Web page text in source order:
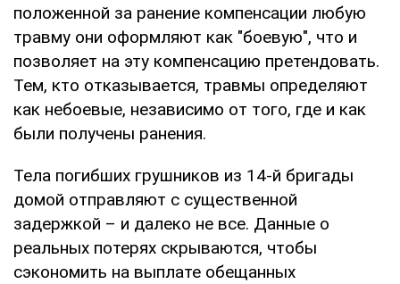
положенной за ранение компенсации любую
травму они оформляют как "боевую", что и
позволяет на эту компенсацию претендовать.
Тем, кто отказывается, травмы определяют
как небоевые, независимо от того, где и как
были получены ранения.
Тела погибших грушников из 14-й бригады
домой отправляют с существенной
задержкой – и далеко не все. Данные о
реальных потерях скрываются, чтобы
сэкономить на выплате обещанных